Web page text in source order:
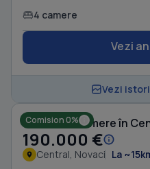
4 camere
Vezi
Vezi
Comision 0%
Casă cu 4 camere în
190.000 €
Central, Novaci La